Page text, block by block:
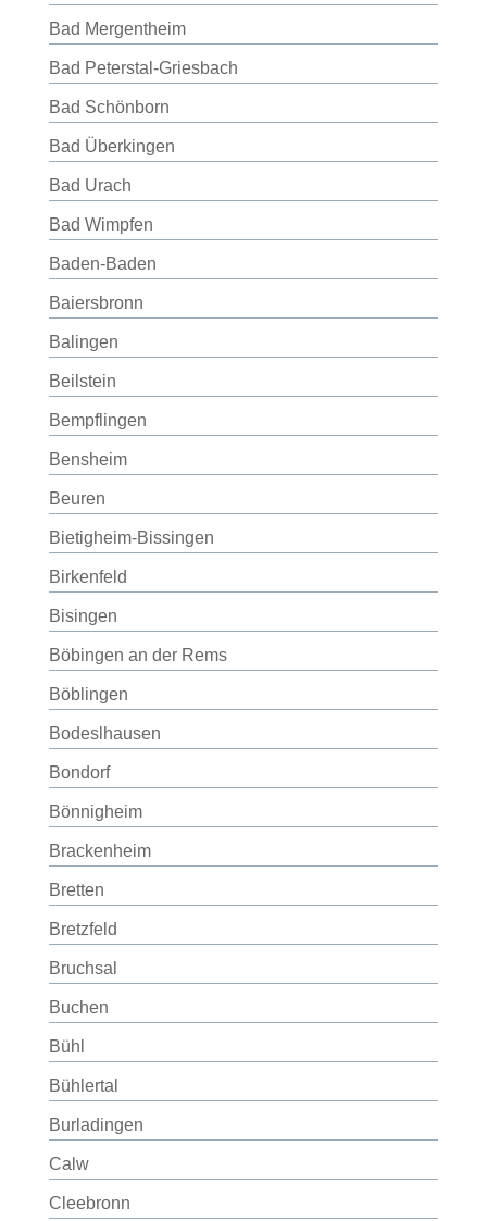
Bad Mergentheim
Bad Peterstal-Griesbach
Bad Schönborn
Bad Überkingen
Bad Urach
Bad Wimpfen
Baden-Baden
Baiersbronn
Balingen
Beilstein
Bempflingen
Bensheim
Beuren
Bietigheim-Bissingen
Birkenfeld
Bisingen
Böbingen an der Rems
Böblingen
Bodeslhausen
Bondorf
Bönnigheim
Brackenheim
Bretten
Bretzfeld
Bruchsal
Buchen
Bühl
Bühlertal
Burladingen
Calw
Cleebronn